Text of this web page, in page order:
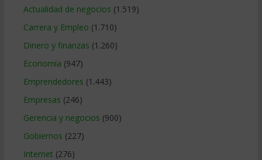
Actualidad de negocios (1.519)
Carrera y Empleo (1.710)
Dinero y finanzas (1.260)
Economía (947)
Emprendedores (1.443)
Empresas (246)
Gerencia y negocios (900)
Gobiernos (227)
Internet (276)